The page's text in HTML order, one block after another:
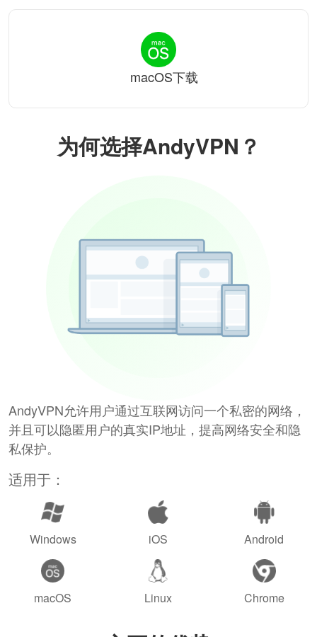
为何选择AndyVPN？
AndyVPN允许用户通过互联网访问一个私密的网络，
并且可以隐匿用户的真实IP地址，提高网络安全和隐
私保护。
适用于：
Windows iOS Android
macOS Linux Chrome
macOS下载